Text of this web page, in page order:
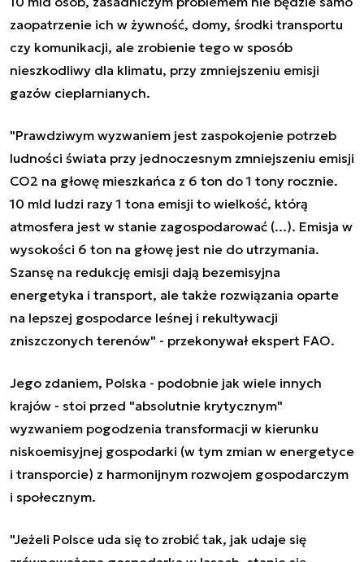
zaopatrzenie ich w żywność, domy, środki transportu
czy komunikacji, ale zrobienie tego w sposób
nieszkodliwy dla klimatu, przy zmniejszeniu emisji
gazów cieplarnianych.
"Prawdziwym wyzwaniem jest zaspokojenie potrzeb
ludności świata przy jednoczesnym zmniejszeniu emisji
CO2 na głowę mieszkańca z 6 ton do 1 tony rocznie.
10 mld ludzi razy 1 tona emisji to wielkość, którą
atmosfera jest w stanie zagospodarować (...). Emisja w
wysokości 6 ton na głowę jest nie do utrzymania.
Szansę na redukcję emisji dają bezemisyjna
energetyka i transport, ale także rozwiązania oparte
na lepszej gospodarce leśnej i rekultywacji
zniszczonych terenów" - przekonywał ekspert FAO.
Jego zdaniem, Polska - podobnie jak wiele innych
krajów - stoi przed "absolutnie krytycznym"
wyzwaniem pogodzenia transformacji w kierunku
niskoemisyjnej gospodarki (w tym zmian w energetyce
i transporcie) z harmonijnym rozwojem gospodarczym
i społecznym.
"Jeżeli Polsce uda się to zrobić tak, jak udaje się